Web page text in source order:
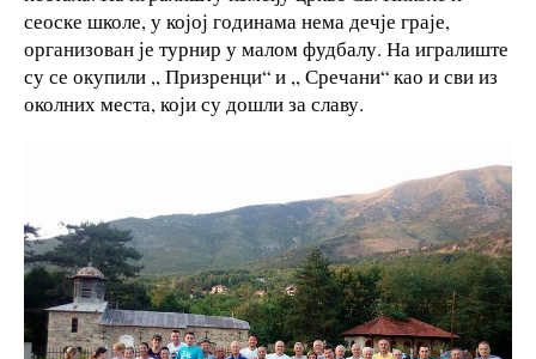
сеоске школе, у којој годинама нема дечје граје,
организован је турнир у малом фудбалу. На игралиште
су се окупили ,, Призренци“ и ,, Сречани“ као и сви из
околних места, који су дошли за славу.